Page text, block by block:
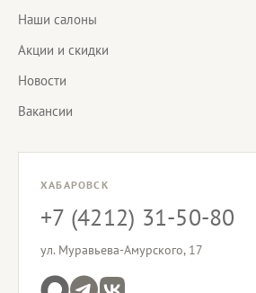
Наши салоны
Акции и скидки
Новости
Вакансии
ХАБАРОВСК
+7 (4212) 31-50-80
ул. Муравьева-Амурского, 17